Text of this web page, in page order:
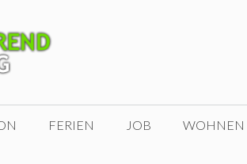
FERIEN JOB WOHNEN